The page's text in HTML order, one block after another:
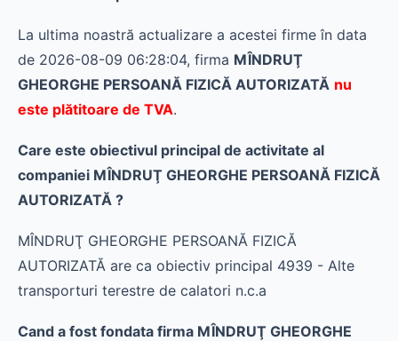
La ultima noastră actualizare a acestei firme în data
de 2026-08-09 06:28:04, firma MÎNDRUŢ
GHEORGHE PERSOANĂ FIZICĂ AUTORIZATĂ nu
este plătitoare de TVA.
Care este obiectivul principal de activitate al
companiei MÎNDRUŢ GHEORGHE PERSOANĂ FIZICĂ
AUTORIZATĂ ?
MÎNDRUŢ GHEORGHE PERSOANĂ FIZICĂ
AUTORIZATĂ are ca obiectiv principal 4939 - Alte
transporturi terestre de calatori n.c.a
Cand a fost fondata firma MÎNDRUŢ GHEORGHE